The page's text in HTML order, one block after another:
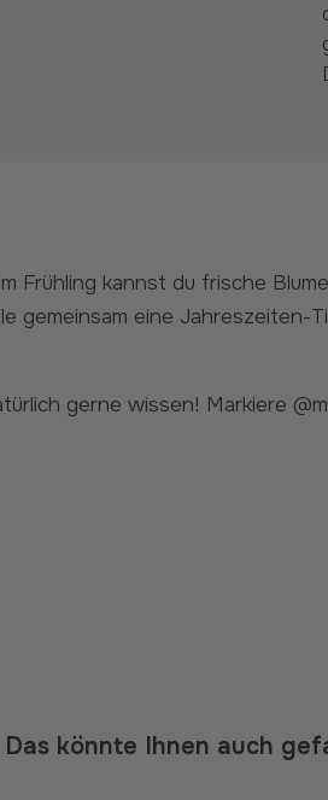
eine Jahreszeiten-
Das könnte Ihnen auch